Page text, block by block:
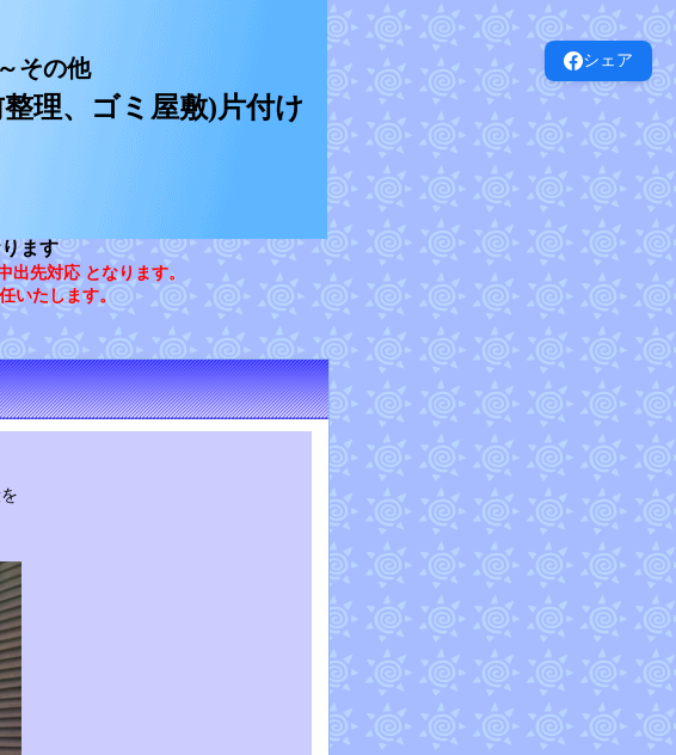
シェア
その他
理、ゴミ屋敷)片付け
ります
先対応 となります。
いたします。